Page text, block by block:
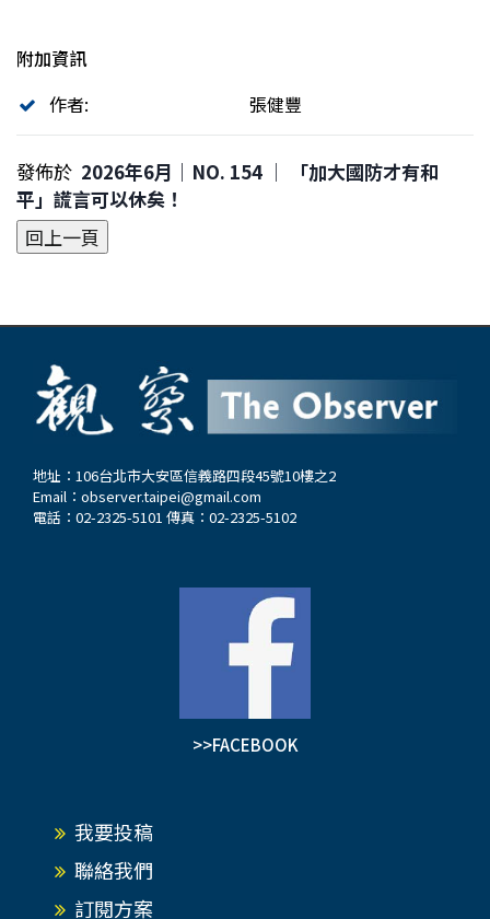
附加資訊
作者:
張健豐
發佈於 2026年6月｜NO. 154 │ 「加大國防才有和
平」謊言可以休矣！
地址：106台北市大安區信義路四段45號10樓之2
Email： observer.taipei@gmail.com
電話：02-2325-5101 傳真：02-2325-5102
>>FACEBOOK
我要投稿
聯絡我們
訂閱方案